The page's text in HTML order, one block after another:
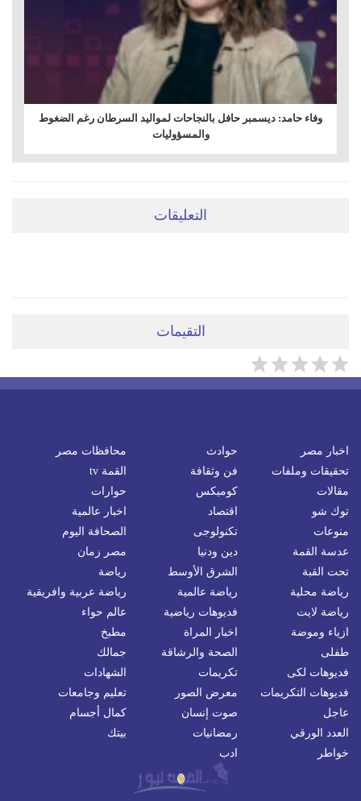
وفاء حامد: ديسمبر حافل بالنجاحات لمواليد السرطان رغم الضغوط
والمسؤوليات
التعليقات
التقيمات
اخبار مصر حوادث
محافظات مصر
تحقيقات وملفات
فن وثقافة
القمة tv
مقالات
كوميكس
حوارات
توك شو
اقتصاد
اخبار عالمية
منوعات
تكنولوجى
الصحافة اليوم
عدسة القمة
دين ودنيا
مصر زمان
تحت القبة
الشرق الأوسط
رياضة
رياضة محلية
رياضة عالمية
رياضة عربية وافريقية
رياضة لايت
فديوهات رياضية
عالم حواء
ازياء وموضة
اخبار المراة
مطبخ
طفلى
الصحة والرشاقة
جمالك
فديوهات لكى
تكريمات
الشهادات
فديوهات التكريمات
معرض الصور
تعليم وجامعات
عاجل
صوت إنسان
كمال أجسام
العدد الورقي
رمضانيات
بيتك
خواطر
ادب